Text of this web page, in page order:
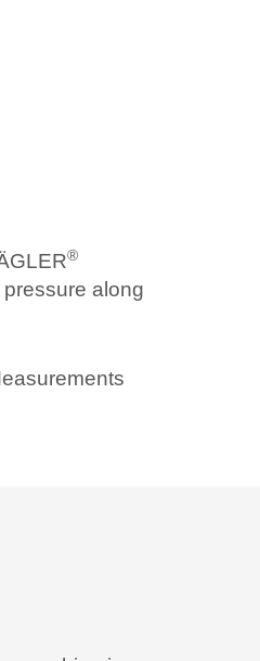
®
along